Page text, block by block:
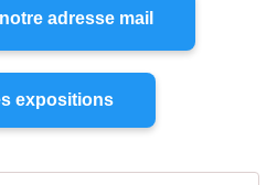
adresse mail
expositions